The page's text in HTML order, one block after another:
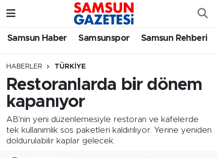
Samsun Haber Samsunspor Samsun Rehberi
HABERLER TÜRKIYE
Restoranlarda bir dönem
kapanıyor
AB'nin yeni düzenlemesiyle restoran ve kafelerde
tek kullanımlık sos paketleri kaldırılıyor. Yerine yeniden
doldurulabilir kaplar gelecek.
Samsun Haber
Samsunspor
Samsun Rehberi
Resmi İlanlar
Samsun Nöbetçi Eczaneler
Samsun Hava Durumu
SAMSUN Namaz Vakitleri
Samsun Trafik Yoğunluk Haritası
Süper Lig Puan Durumu ve Fikstür